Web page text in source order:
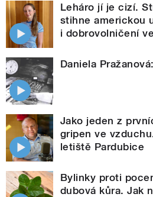
Leháro jí je cizí.
stihne americkou
i dobrovolničení
Daniela
Jako jeden z
gripen ve
letiště Pardubice
Bylinky proti
dubová kůra. Jak